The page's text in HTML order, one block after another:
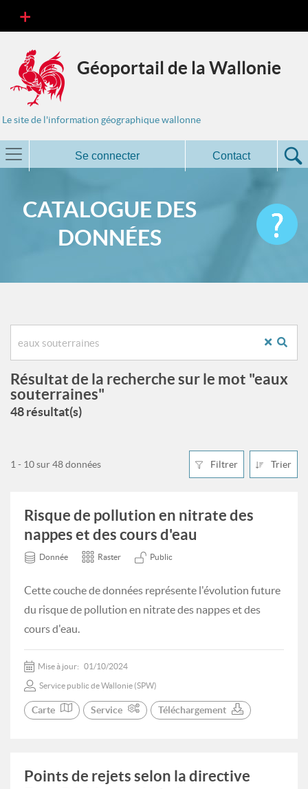
Géoportail de la Wallonie
Le site de l'information géographique wallonne
Se connecter Contact
CATALOGUE DES
DONNÉES
Résultat de la recherche sur le mot "eaux
souterraines"
48 résultat(s)
Filtrer Trier
1 - 10 sur 48 données
Risque de pollution en nitrate des
nappes et des cours d'eau
Donnée Raster Public
Cette couche de données représente l'évolution future
du risque de pollution en nitrate des nappes et des
cours d'eau.
Mise à jour: 01/10/2024
Service public de Wallonie (SPW)
Carte Service Téléchargement
Points de rejets selon la directive